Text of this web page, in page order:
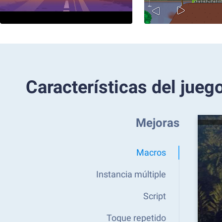
Características del
Mejoras
Macros
Instancia múltiple
Script
Toque repetido